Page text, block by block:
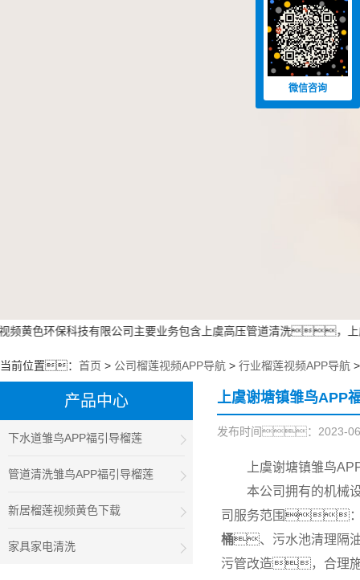
黄色环保科技有限公司主要业务包含上虞高压管道清洗
当前位置： 首页 > 公司榴莲视频APP导航 > 行业榴莲视频APP导航
产品中心
下水道雏鸟APP福引导榴莲
管道清洗雏鸟APP福引导榴莲
新居榴莲视频黄色下载
家具家电清洗
上虞谢塘镇雏鸟APP
发布时间：2023-
上虞谢塘镇雏鸟
本公司拥有的机
司服务范围：
桶、污水池清理
污管改造，合理
微信咨询